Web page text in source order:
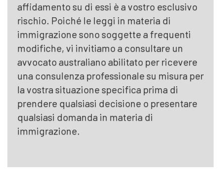
affidamento su di essi è a vostro esclusivo
rischio. Poiché le leggi in materia di
immigrazione sono soggette a frequenti
modifiche, vi invitiamo a consultare un
avvocato australiano abilitato per ricevere
una consulenza professionale su misura per
la vostra situazione specifica prima di
prendere qualsiasi decisione o presentare
qualsiasi domanda in materia di
immigrazione.